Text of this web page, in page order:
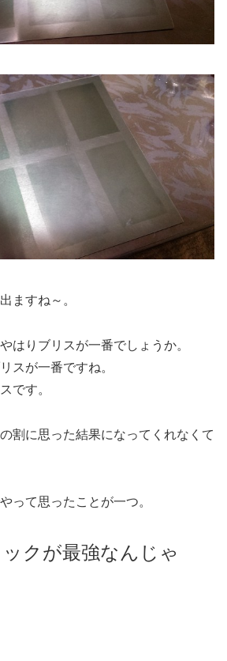
ますね～。
はりブリスが一番でしょうか。
スが一番ですね。
です。
割に思った結果になってくれなくて
って思ったことが一つ。
クが最強なんじゃ